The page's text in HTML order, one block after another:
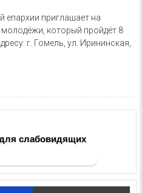
епархии приглашает на
который пройдёт 8
г. Гомель, ул. Ирининская,
слабовидящих